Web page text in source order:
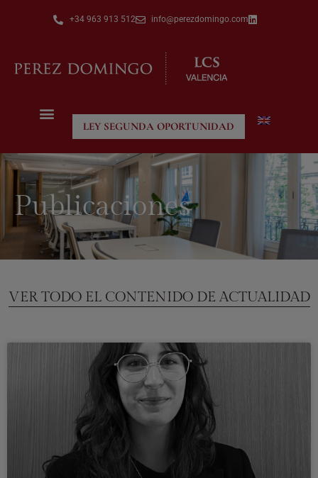
+34 963 913 512 info@perezdomingo.com
LEY SEGUNDA OPORTUNIDAD
Publicaciones
VER TODO EL CONTENIDO DE ACTUALIDAD